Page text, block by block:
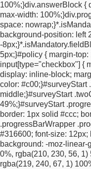
100%;}div.answerBlock {
max-width: 100%;}
space: nowrap;}
background-position: left
-8px;}
5px;}#policy { margin-top:
input[type="checkbox"] {
display: inline-block;
color: #c00;}#surveyStart
middle;}#surveyStart
49%;}#surveyStart
border: 1px solid #ccc;
.progressBarWrapper
#316600; font-size: 12px;
background: -moz-linear-
0%, rgba(210, 230, 56,
rgba(219, 240, 67, 1)
input-text,#surveyStart
.questionText {width:
!important;display: block
!important;margin-right:
block !important;width:
div#fieldBlockfirstname,
div#fieldBlockemailinput,
#optInCheckbox,#policy,
#a1734638462199 {
!important;max-width:
!important;margin-right:
!important;padding-right:
#surveyStart
overlay-a #surveyStart
#fieldBlockfirstnameinput
search input,.ui-input-text
#surveyStart .fieldBlock